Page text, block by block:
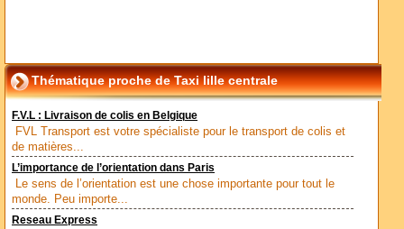
Thématique proche de Taxi lille centrale
F.V.L : Livraison de colis en Belgique
FVL Transport est votre spécialiste pour le transport de colis et
de matières...
L’importance de l’orientation dans Paris
Le sens de l’orientation est une chose importante pour tout le
monde. Peu importe...
Reseau Express